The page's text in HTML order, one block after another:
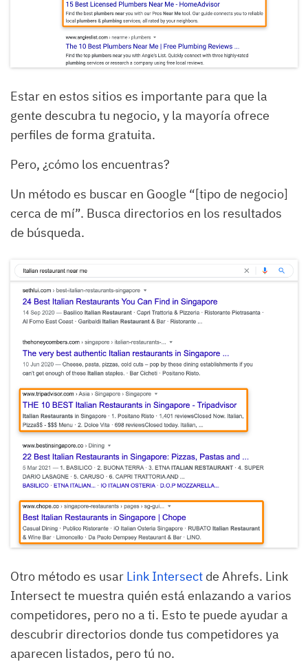
Estar en estos sitios es importante para que la
gente descubra tu negocio, y la mayoría ofrece
perfiles de forma gratuita.
Pero, ¿cómo los encuentras?
Un método es buscar en Google “[tipo de negocio]
cerca de mí”. Busca directorios en los resultados
de búsqueda.
Otro método es usar Link Intersect de Ahrefs. Link
Intersect te muestra quién está enlazando a varios
competidores, pero no a ti. Esto te puede ayudar a
descubrir directorios donde tus competidores ya
aparecen listados, pero tú no.